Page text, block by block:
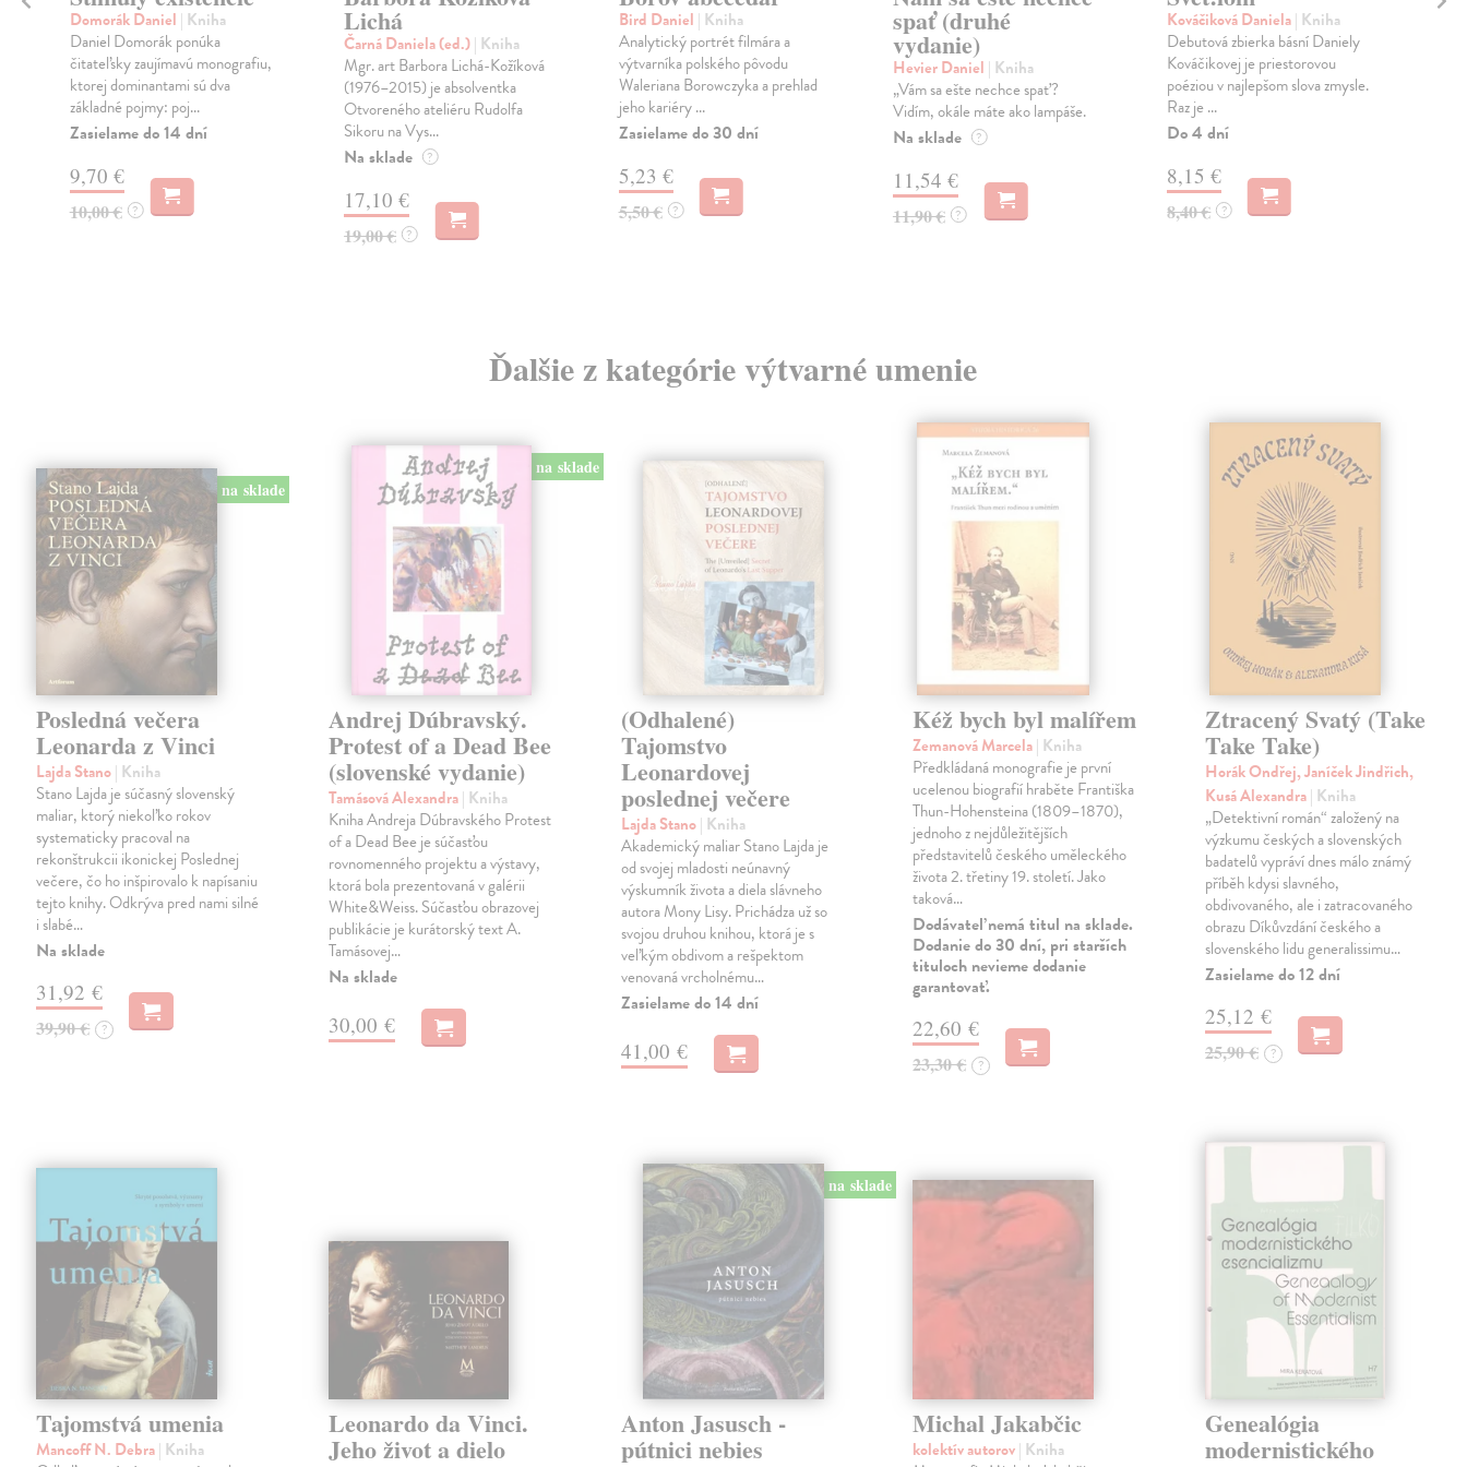
Domorák Daniel | Kniha
Daniel Domorák ponúka
čitateľsky zaujímavú monografiu,
ktorej dominantami sú dva
základné pojmy: poj...
Zasielame do 14 dní
9,70 €
10,00 € ?
Lichá
Čarná Daniela (ed.)| Kniha
Mgr. art Barbora Lichá-Kožíková
(1976–2015) je absolventka
Otvoreného ateliéru Rudolfa
Sikoru na Vys...
Na sklade ?
17,10 €
19,00 € ?
Bird Daniel | Kniha
Analytický portrét filmára a
výtvarníka polského pôvodu
Waleriana Borowczyka a prehlad
jeho kariéry ...
Zasielame do 30 dní
5,23 €
5,50 € ?
spať (druhé
vydanie)
Hevier Daniel | Kniha
„Vám sa ešte nechce spať?
Vidím, okále máte ako lampáše.
Na sklade ?
11,54 €
11,90 € ?
Kováčiková Daniela| Kniha
Debutová zbierka básní Daniely
Kováčikovej je priestorovou
poéziou v najlepšom slova zmysle.
Raz je ...
Do 4 dní
8,15 €
8,40 € ?
Ďalšie z kategórie výtvarné umenie
na sklade
Posledná večera
Leonarda z Vinci
Lajda Stano| Kniha
Stano Lajda je súčasný slovenský
maliar, ktorý niekoľko rokov
systematicky pracoval na
rekonštrukcii ikonickej Poslednej
večere, čo ho inšpirovalo k napísaniu
tejto knihy. Odkrýva pred nami silné
i slabé…
Na sklade
31,92 €
39,90 € ?
na sklade
Andrej Dúbravský.
Protest of a Dead Bee
(slovenské vydanie)
Tamásová Alexandra| Kniha
Kniha Andreja Dúbravského Protest
of a Dead Bee je súčasťou
rovnomenného projektu a výstavy,
ktorá bola prezentovaná v galérii
White&Weiss. Súčasťou obrazovej
publikácie je kurátorský text A.
Tamásovej…
Na sklade
30,00 €
(Odhalené)
Tajomstvo
Leonardovej
poslednej večere
Lajda Stano| Kniha
Akademický maliar Stano Lajda je
od svojej mladosti neúnavný
výskumník života a diela slávneho
autora Mony Lisy. Prichádza už so
svojou druhou knihou, ktorá je s
veľkým obdivom a rešpektom
venovaná vrcholnému…
Zasielame do 14 dní
41,00 €
Kéž bych byl malířem
Zemanová Marcela| Kniha
Předkládaná monografie je první
ucelenou biografií hraběte Františka
Thun-Hohensteina (1809–1870),
jednoho z nejdůležitějších
představitelů českého uměleckého
života 2. třetiny 19. století. Jako
taková…
Dodávateľ nemá titul na sklade.
Dodanie do 30 dní, pri starších
tituloch nevieme dodanie
garantovať.
22,60 €
23,30 € ?
Ztracený Svatý (Take
Take Take)
Horák Ondřej, Janíček Jindřich,
Kusá Alexandra| Kniha
„Detektivní román“ založený na
výzkumu českých a slovenských
badatelů vypráví dnes málo známý
příběh kdysi slavného,
obdivovaného, ale i zatracovaného
obrazu Díkůvzdání českého a
slovenského lidu generalissimu…
Zasielame do 12 dní
25,12 €
25,90 € ?
Tajomstvá umenia
Mancoff N. Debra| Kniha
Leonardo da Vinci.
Jeho život a dielo
na sklade
Anton Jasusch -
pútnici nebies
Michal Jakabčic
kolektív autorov| Kniha
Genealógia
modernistického